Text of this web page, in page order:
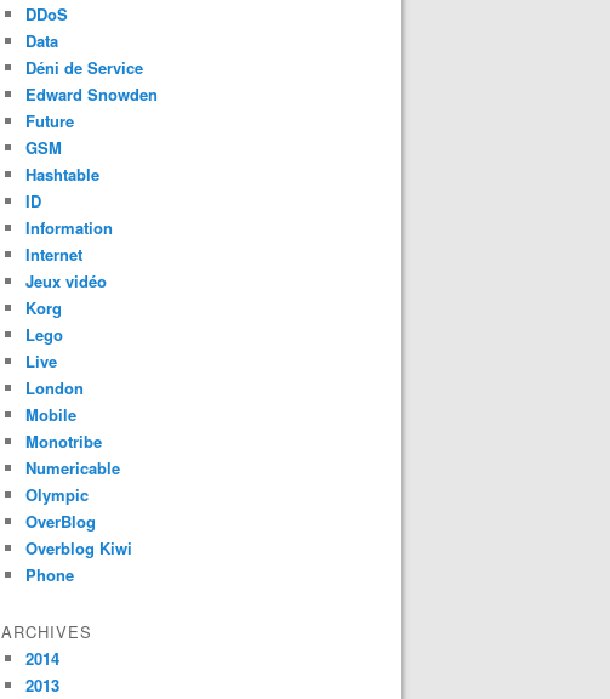
DDoS
Data
Déni de Service
Edward Snowden
Future
GSM
Hashtable
ID
Information
Internet
Jeux vidéo
Korg
Lego
Live
London
Mobile
Monotribe
Numericable
Olympic
OverBlog
Overblog Kiwi
Phone
ARCHIVES
2014
2013